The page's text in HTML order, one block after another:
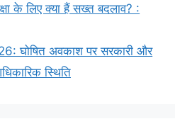
के लिए क्या हैं सख्त बदलाव? :
घोषित अवकाश पर सरकारी और
स्थिति